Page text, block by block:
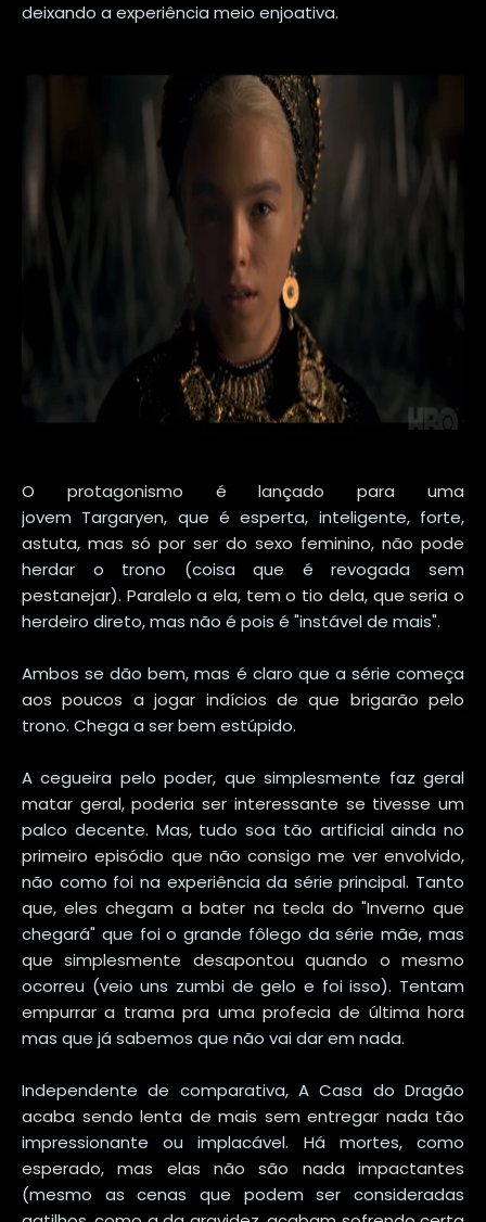
deixando a experiência meio enjoativa.
O protagonismo é lançado para uma
jovem Targaryen, que é esperta, inteligente, forte,
astuta, mas só por ser do sexo feminino, não pode
herdar o trono (coisa que é revogada sem
pestanejar). Paralelo a ela, tem o tio dela, que seria o
herdeiro direto, mas não é pois é "instável de mais".
Ambos se dão bem, mas é claro que a série começa
aos poucos a jogar indícios de que brigarão pelo
trono. Chega a ser bem estúpido.
A cegueira pelo poder, que simplesmente faz geral
matar geral, poderia ser interessante se tivesse um
palco decente. Mas, tudo soa tão artificial ainda no
primeiro episódio que não consigo me ver envolvido,
não como foi na experiência da série principal. Tanto
que, eles chegam a bater na tecla do "Inverno que
chegará" que foi o grande fôlego da série mãe, mas
que simplesmente desapontou quando o mesmo
ocorreu (veio uns zumbi de gelo e foi isso). Tentam
empurrar a trama pra uma profecia de última hora
mas que já sabemos que não vai dar em nada.
Independente de comparativa, A Casa do Dragão
acaba sendo lenta de mais sem entregar nada tão
impressionante ou implacável. Há mortes, como
esperado, mas elas não são nada impactantes
(mesmo as cenas que podem ser consideradas